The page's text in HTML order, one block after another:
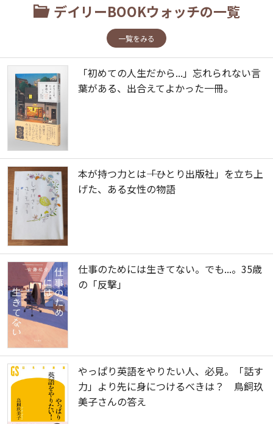
デイリーBOOKウォッチの一覧
一覧をみる
「初めての人生だから...」忘れられない言
葉がある、出合えてよかった一冊。
本が持つ力とは――「ひとり出版社」を立ち上
げた、ある女性の物語
仕事のためには生きてない。でも...。35歳
の「反撃」
やっぱり英語をやりたい人、必見。「話す
力」より先に身につけるべきは？ 鳥飼玖
美子さんの答え